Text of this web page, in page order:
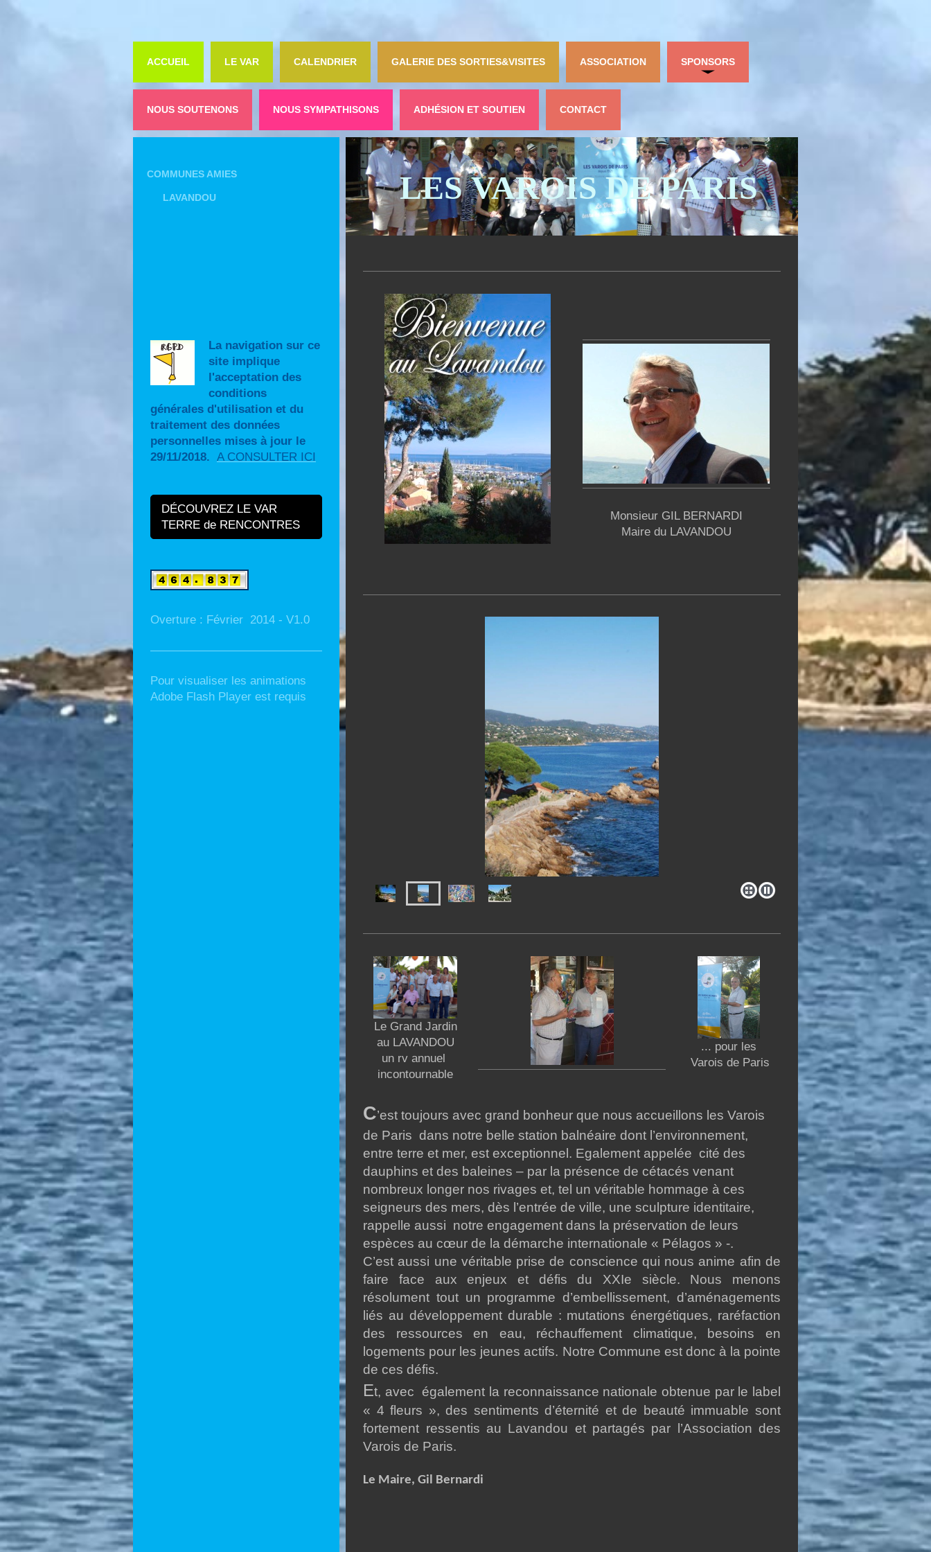
ACCUEIL LE VAR CALENDRIER GALERIE DES SORTIES&VISITES ASSOCIATION SPONSORS
NOUS SOUTENONS NOUS SYMPATHISONS ADHÉSION ET SOUTIEN CONTACT
LES VAROIS DE PARIS
Monsieur GIL BERNARDI
Maire du LAVANDOU
Le Grand Jardin
au LAVANDOU
un rv annuel
incontournable
... pour les
Varois de Paris
C’est toujours avec grand bonheur que nous accueillons les Varois
de Paris dans notre belle station balnéaire dont l’environnement,
entre terre et mer, est exceptionnel. Egalement appelée cité des
dauphins et des baleines – par la présence de cétacés venant
nombreux longer nos rivages et, tel un véritable hommage à ces
seigneurs des mers, dès l’entrée de ville, une sculpture identitaire,
rappelle aussi notre engagement dans la préservation de leurs
espèces au cœur de la démarche internationale « Pélagos » -.
C’est aussi une véritable prise de conscience qui nous anime afin de
faire face aux enjeux et défis du XXIe siècle. Nous menons
résolument tout un programme d’embellissement, d’aménagements
liés au développement durable : mutations énergétiques, raréfaction
des ressources en eau, réchauffement climatique, besoins en
logements pour les jeunes actifs. Notre Commune est donc à la pointe
de ces défis.
Et, avec également la reconnaissance nationale obtenue par le label
« 4 fleurs », des sentiments d’éternité et de beauté immuable sont
fortement ressentis au Lavandou et partagés par l’Association des
Varois de Paris.
Le Maire, Gil Bernardi
COMMUNES AMIES
LAVANDOU
La navigation sur ce
site implique
l'acceptation des
conditions
générales d'utilisation et du
traitement des données
personnelles mises à jour le
29/11/2018. A CONSULTER ICI
DÉCOUVREZ LE VAR
TERRE de RENCONTRES
Overture : Février 2014 - V1.0
Pour visualiser les animations
Adobe Flash Player est requis